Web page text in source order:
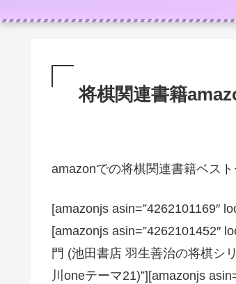
将棋関連書籍
amazonでの将棋関連書籍ベスト
[amazonjs asin=”4262101169″
[amazonjs asin=”4262101452″
門 (池田書店 羽生善治の将棋シ
川oneテーマ21)”][amazonjs